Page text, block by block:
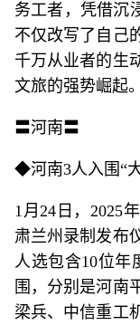
务工者，凭借沉
不仅改写了自己
千万从业者的生
文旅的强势崛起
〓河南〓
◆河南3人入围“
1月24日，2025
肃兰州录制发布
人选包含10位年
围，分别是河南
梁兵、中信重工